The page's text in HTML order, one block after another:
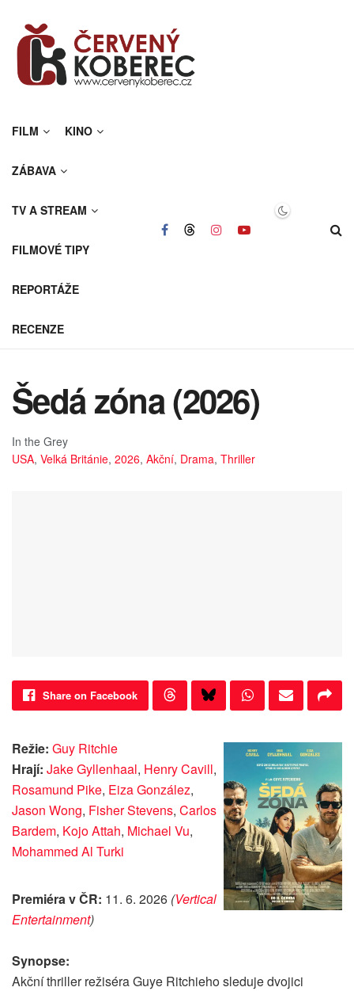
FILM KINO
ZÁBAVA
TV A STREAM
FILMOVÉ TIPY
REPORTÁŽE
RECENZE
Šedá zóna (2026)
In the Grey
USA, Velká Británie, 2026, Akční, Drama, Thriller
Share on Facebook
Režie: Guy Ritchie
Hrají: Jake Gyllenhaal, Henry Cavill,
Rosamund Pike, Eiza González,
Jason Wong, Fisher Stevens, Carlos
Bardem, Kojo Attah, Michael Vu,
Mohammed Al Turki
Premiéra v ČR: 11. 6. 2026 (Vertical
Entertainment)
Synopse:
Akční thriller režiséra Guye Ritchieho sleduje dvojici